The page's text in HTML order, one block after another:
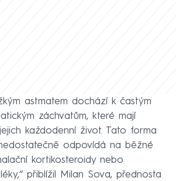
astmatem dochází k častým
záchvatům, které mají
každodenní život. Tato forma
odpovídá na běžné
kortikosteroidy nebo
přiblížil Milan Sova, přednosta